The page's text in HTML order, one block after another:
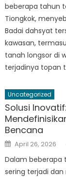
beberapa tahun
Tiongkok,
Badai dahsyat
kawasan,
tanah longsor di
terjadinya topan
Uncategorized
Solusi
Bencana
Posted
on
April 26, 2026
Dalam beberapa
sering terjadi